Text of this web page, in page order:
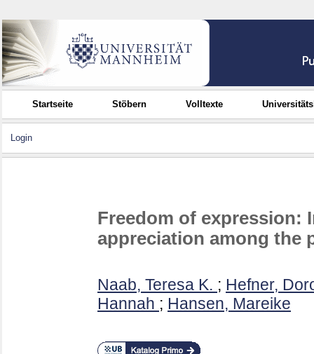
Startseite Stöbern Volltexte
Login
Freedom of expression:
appreciation among the
Naab, Teresa K. ; Hefner,
Hannah ; Hansen, Mareike